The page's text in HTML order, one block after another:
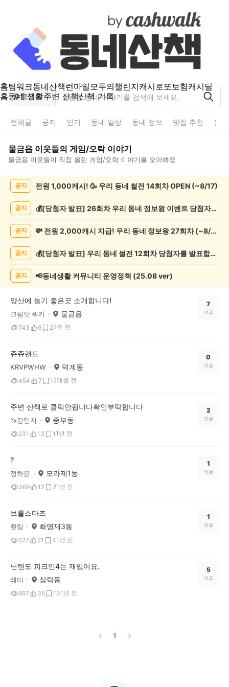
홈팀워크동네산책런마일모두의챌린지캐시로또보험캐시딜
홈동네 생활주변 산책산책 기록
물금읍
전체글 공지 인기 동네 일상 동네 정보 맛집 추천 분
물금읍 이웃들의 게임/오락이야기
물금읍 이웃들이 직접 올린 게임/오락 이야기를 모아봐요
록
공지 전원 1,000캐시! 🥳 우리 동네 썰전 14회차 OPEN (~8/17)
공지 💰[당첨자 발표] 26회차 우리 동네 정보왕 이벤트 당첨자를 발표합니다!
공지 💸 전원 2,000캐시 지급! 우리 동네 정보왕 27회차 (~8/10)
공지 💰[당첨자 발표] 우리 동네 썰전 12회차 당첨자를 발표합니다!
공지 📢동네생활 커뮤니티 운영정책 (25.08 ver)
양산에 놀기 좋은곳 소개합니다!
크림맛 쿼카 물금읍
743 6 22주 전
7
댓글
쥬쥬랜드
KRVPWHW 덕계동
454 7 1 2개월 전
0
댓글
주변 산책로 클릭안됩니다확인부탁합니다
🦄강민지 중부동
231 13 1 1년 전
2
댓글
?
정하윤 모라제1동
369 12 21년 전
1
댓글
브롤스타즈
홧팅 화명제3동
527 21 41년 전
1
댓글
닌텐도 피크민4는 재밌어요.
레미 삼락동
667 35 101년 전
5
댓글
1